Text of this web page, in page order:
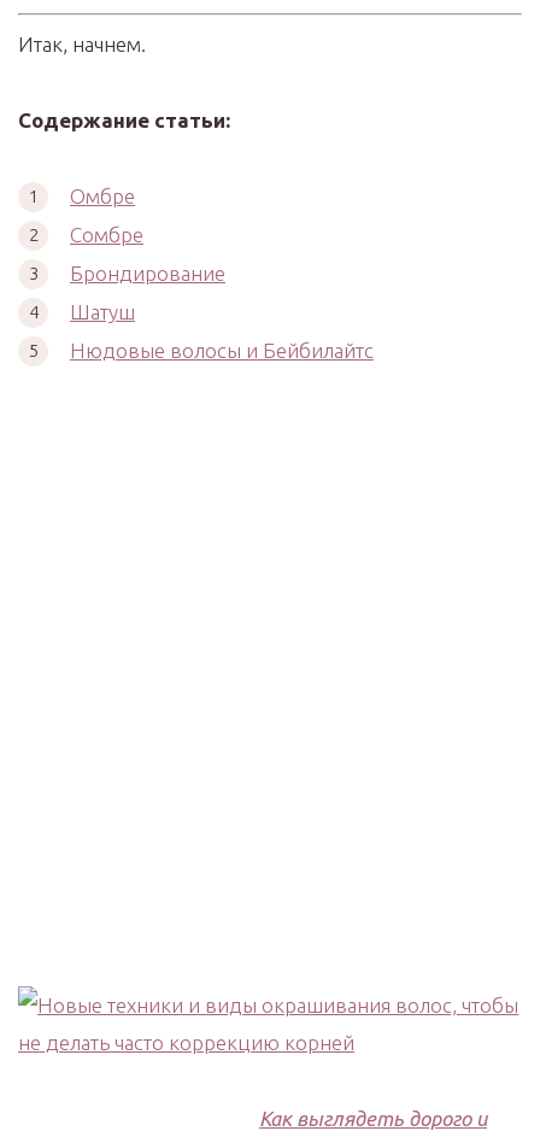
Итак, начнем.
Содержание статьи:
Омбре
Сомбре
Брондирование
Шатуш
Нюдовые волосы и Бейбилайтс
Как выглядеть дорого и